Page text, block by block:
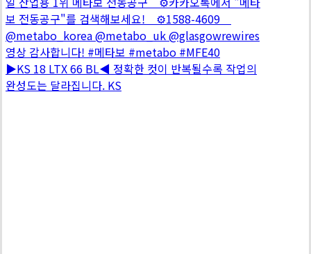
▶KS 18 LTX 66 BL◀ 정확한 컷이 반복될수록 작업의
완성도는 달라집니다. KS